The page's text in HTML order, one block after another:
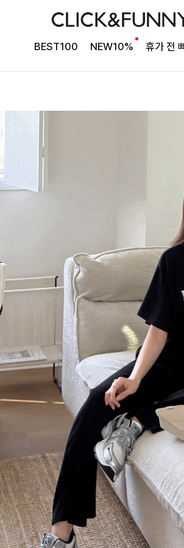
BEST100 NEW10% 휴가 전